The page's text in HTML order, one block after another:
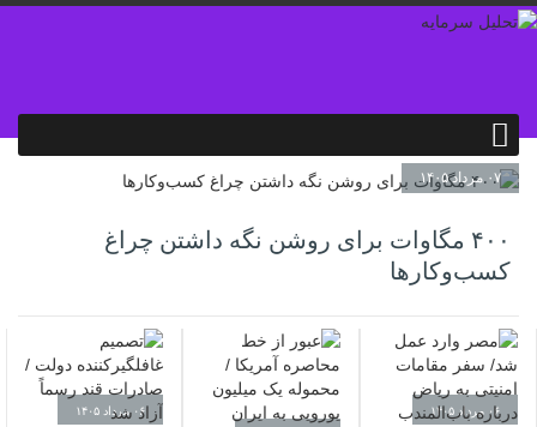
۰۷ مرداد ۱۴۰۵
۴۰۰ مگاوات برای روشن نگه داشتن چراغ
کسب‌وکار‌ها
۰۶ مرداد ۱۴۰۵ ۰۶ مرداد ۱۴۰۵